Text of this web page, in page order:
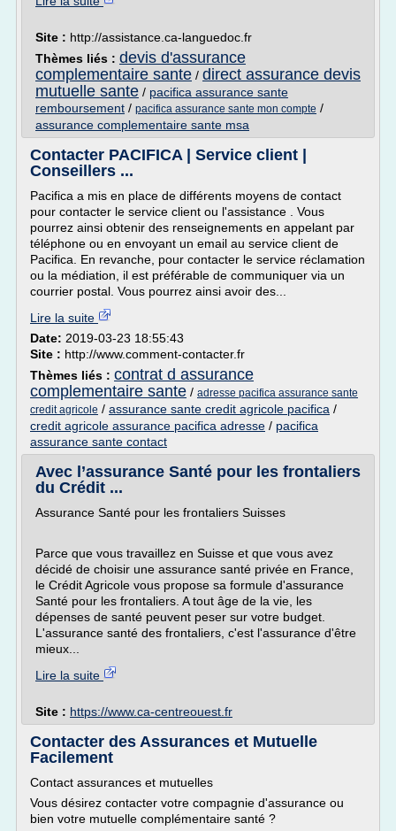
Site : http://assistance.ca-languedoc.fr
Thèmes liés : devis d'assurance
complementaire sante / direct assurance devis
mutuelle sante / pacifica assurance sante
remboursement / pacifica assurance sante mon compte /
assurance complementaire sante msa
Contacter PACIFICA | Service client |
Conseillers ...
Pacifica a mis en place de différents moyens de contact
pour contacter le service client ou l'assistance . Vous
pourrez ainsi obtenir des renseignements en appelant par
téléphone ou en envoyant un email au service client de
Pacifica. En revanche, pour contacter le service réclamation
ou la médiation, il est préférable de communiquer via un
courrier postal. Vous pourrez ainsi avoir des...
Lire la suite
Date: 2019-03-23 18:55:43
Site : http://www.comment-contacter.fr
Thèmes liés : contrat d assurance
complementaire sante / adresse pacifica assurance sante
credit agricole / assurance sante credit agricole pacifica /
credit agricole assurance pacifica adresse / pacifica
assurance sante contact
Avec l’assurance Santé pour les frontaliers
du Crédit ...
Assurance Santé pour les frontaliers Suisses
Parce que vous travaillez en Suisse et que vous avez
décidé de choisir une assurance santé privée en France,
le Crédit Agricole vous propose sa formule d'assurance
Santé pour les frontaliers. A tout âge de la vie, les
dépenses de santé peuvent peser sur votre budget.
L'assurance santé des frontaliers, c'est l'assurance d'être
mieux...
Lire la suite
Site : https://www.ca-centreouest.fr
Contacter des Assurances et Mutuelle
Facilement
Contact assurances et mutuelles
Vous désirez contacter votre compagnie d'assurance ou
bien votre mutuelle complémentaire santé ?